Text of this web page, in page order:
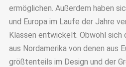
ermöglichen. Außerdem haben
und Europa im Laufe der Jahre
Klassen entwickelt. Obwohl sich
aus Nordamerika von denen aus
größtenteils im Design und der